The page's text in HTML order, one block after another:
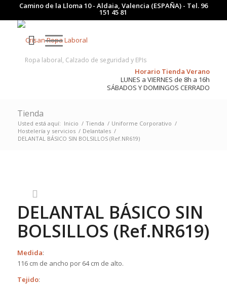
Camino de la Lloma 10 - Aldaia, Valencia (ESPAÑA) - Tel. 96
151 45 81
Ropa laboral, Calzado de seguridad y EPIs
Horario Tienda Verano
LUNES a VIERNES de 8h a 16h
SÁBADOS Y DOMINGOS CERRADO
Tienda
Usted está aquí: Inicio / Tienda / Uniforme Corporativo /
Hostelería y servicios / Delantales /
DELANTAL BÁSICO SIN BOLSILLOS (Ref.NR619)
DELANTAL BÁSICO SIN
BOLSILLOS (Ref.NR619)
Medida:
116 cm de ancho por 64 cm de alto.
Tejido: